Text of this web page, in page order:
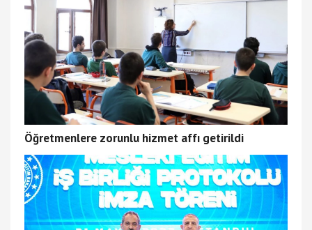
Öğretmenlere zorunlu hizmet affı getirildi